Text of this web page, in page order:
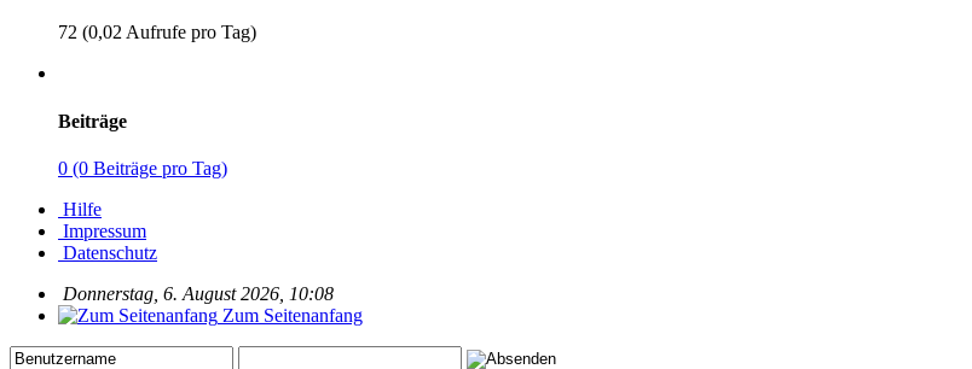
72 (0,02 Aufrufe pro Tag)
Beiträge
0 (0 Beiträge pro Tag)
Hilfe
Impressum
Datenschutz
Donnerstag, 6. August 2026, 10:08
Zum Seitenanfang